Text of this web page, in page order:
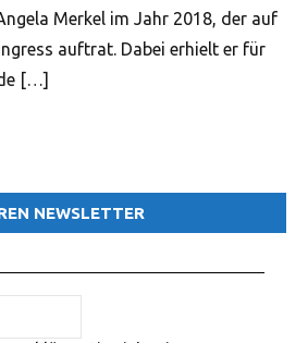
Merkel im Jahr 2018, der auf
auftrat. Dabei erhielt er für
[…]
NEWSLETTER